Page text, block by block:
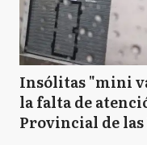
Insólitas "mini
la falta de
Provincial de las